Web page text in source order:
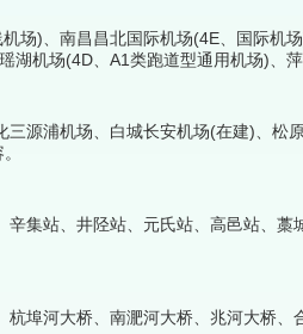
场)、南昌昌北国际机场(4E、国际机
机场(4D、A1类跑道型通用机场)、
榜单详细内容。
源浦机场、白城长安机场(在建)、松
集站、井陉站、元氏站、高邑站、藁
埠河大桥、南淝河大桥、兆河大桥、